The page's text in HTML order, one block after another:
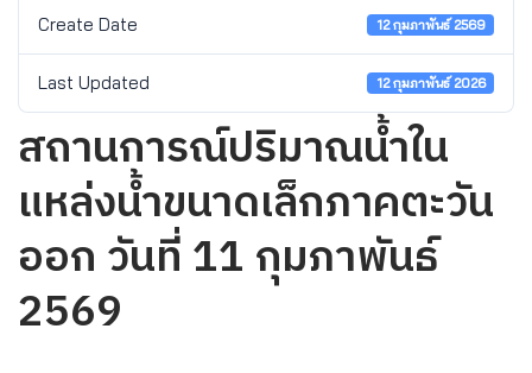
Create Date 12 กุมภาพันธ์ 2569
Last Updated 12 กุมภาพันธ์ 2026
สถานการณ์ปริมาณน้ำใน
แหล่งน้ำขนาดเล็กภาคตะวัน
ออก วันที่ 11 กุมภาพันธ์
2569